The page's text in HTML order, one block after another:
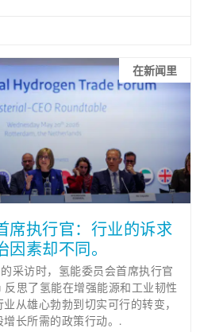
在新闻里
席执行官：行业的诉求
素却不同。
采访时，氢能委员会首席执行官
思了氢能在增强能源和工业韧性
从雄心勃勃到切实可行的转变，
长所需的政策行动。.